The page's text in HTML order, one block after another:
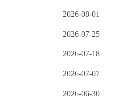
2026-08-01
2026-07-25
2026-07-18
2026-07-07
2026-06-30